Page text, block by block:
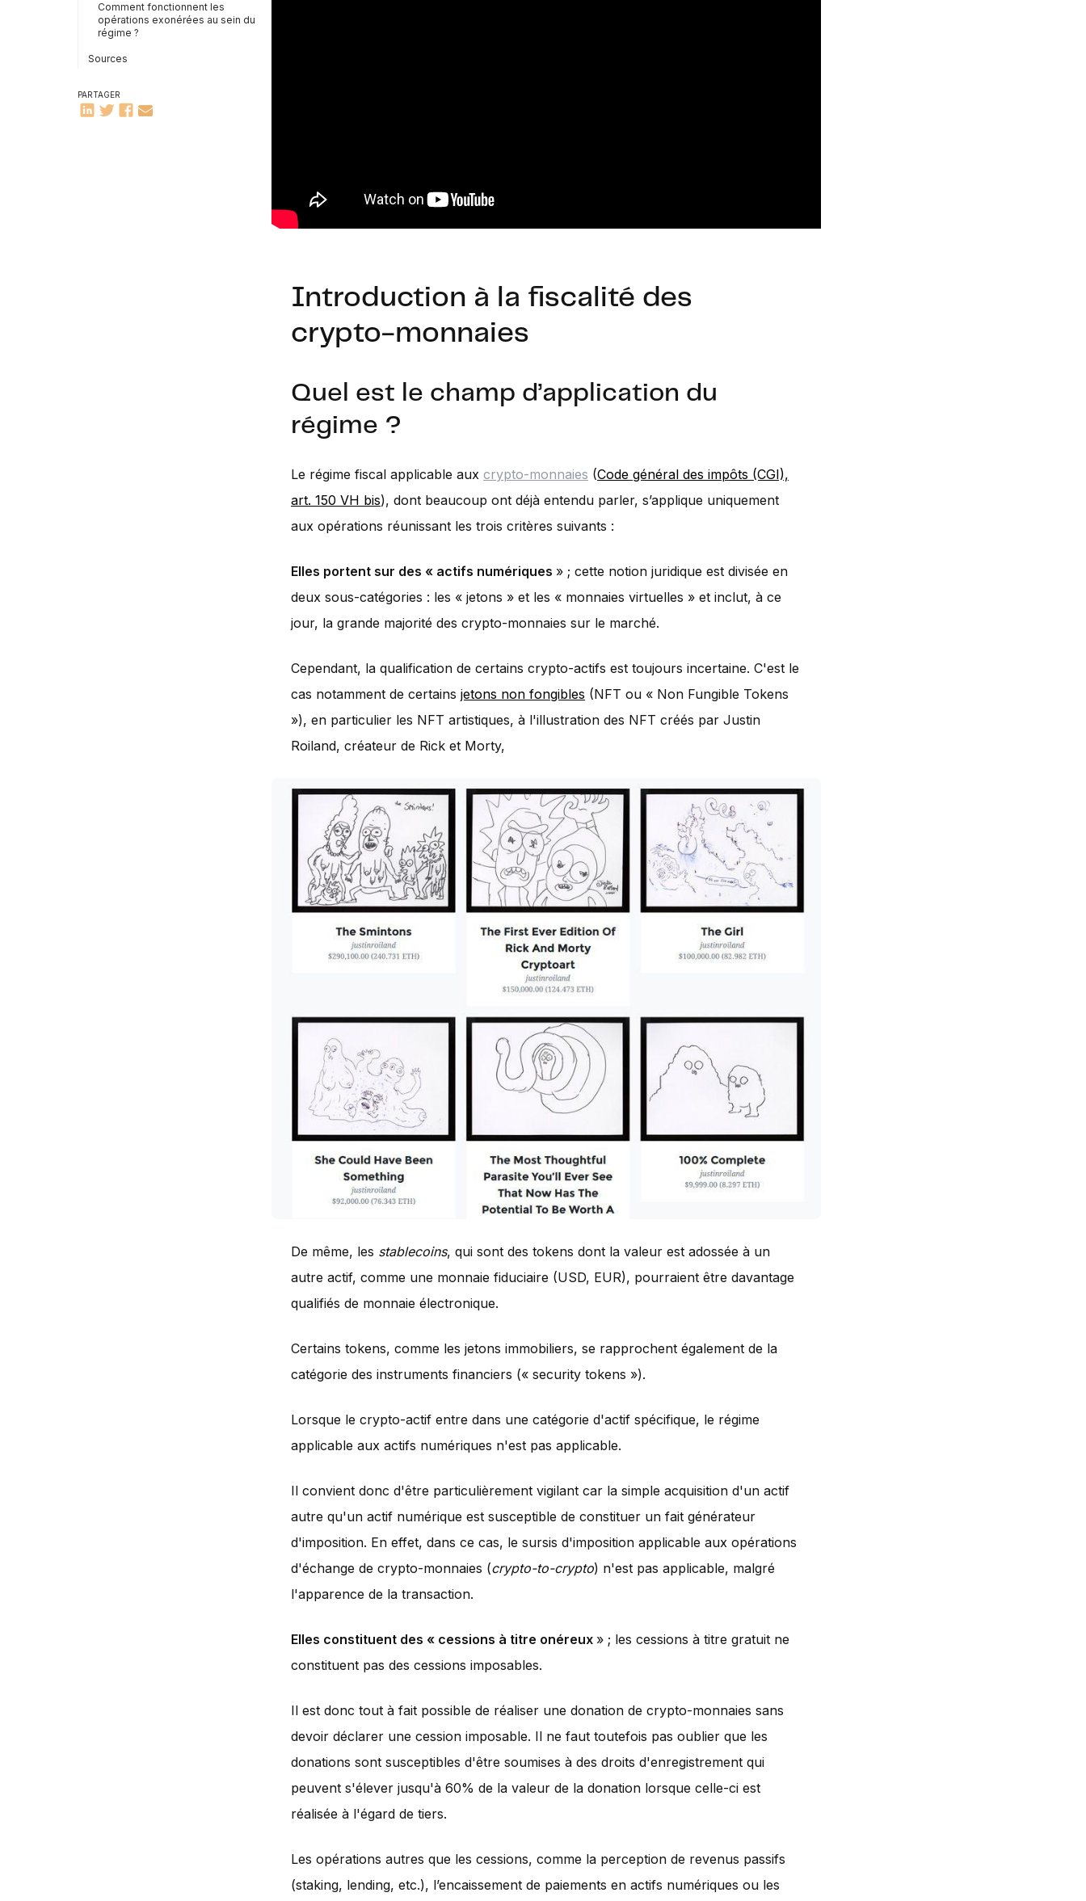
Comment fonctionnent les
opérations exonérées au sein du
régime ?
Sources
PARTAGER
Introduction à la fiscalité des
crypto-monnaies
Quel est le champ d’application du
régime ?
Le régime fiscal applicable aux crypto-monnaies (Code général des impôts (CGI),
art. 150 VH bis), dont beaucoup ont déjà entendu parler, s’applique uniquement
aux opérations réunissant les trois critères suivants :
Elles portent sur des « actifs numériques » ; cette notion juridique est divisée en
deux sous-catégories : les « jetons » et les « monnaies virtuelles » et inclut, à ce
jour, la grande majorité des crypto-monnaies sur le marché.
Cependant, la qualification de certains crypto-actifs est toujours incertaine. C'est le
cas notamment de certains jetons non fongibles (NFT ou « Non Fungible Tokens
»), en particulier les NFT artistiques, à l'illustration des NFT créés par Justin
Roiland, créateur de Rick et Morty,
De même, les stablecoins, qui sont des tokens dont la valeur est adossée à un
autre actif, comme une monnaie fiduciaire (USD, EUR), pourraient être davantage
qualifiés de monnaie électronique.
Certains tokens, comme les jetons immobiliers, se rapprochent également de la
catégorie des instruments financiers (« security tokens »).
Lorsque le crypto-actif entre dans une catégorie d'actif spécifique, le régime
applicable aux actifs numériques n'est pas applicable.
Il convient donc d'être particulièrement vigilant car la simple acquisition d'un actif
autre qu'un actif numérique est susceptible de constituer un fait générateur
d'imposition. En effet, dans ce cas, le sursis d'imposition applicable aux opérations
d'échange de crypto-monnaies (crypto-to-crypto) n'est pas applicable, malgré
l'apparence de la transaction.
Elles constituent des « cessions à titre onéreux » ; les cessions à titre gratuit ne
constituent pas des cessions imposables.
Il est donc tout à fait possible de réaliser une donation de crypto-monnaies sans
devoir déclarer une cession imposable. Il ne faut toutefois pas oublier que les
donations sont susceptibles d'être soumises à des droits d'enregistrement qui
peuvent s'élever jusqu'à 60% de la valeur de la donation lorsque celle-ci est
réalisée à l'égard de tiers.
Les opérations autres que les cessions, comme la perception de revenus passifs
(staking, lending, etc.), l’encaissement de paiements en actifs numériques ou les